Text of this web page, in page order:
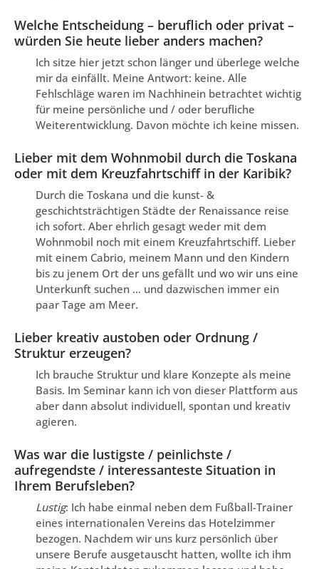
Welche Entscheidung – beruflich oder privat –
würden Sie heute lieber anders machen?
Ich sitze hier jetzt schon länger und überlege welche
mir da einfällt. Meine Antwort: keine. Alle
Fehlschläge waren im Nachhinein betrachtet wichtig
für meine persönliche und / oder berufliche
Weiterentwicklung. Davon möchte ich keine missen.
Lieber mit dem Wohnmobil durch die Toskana
oder mit dem Kreuzfahrtschiff in der Karibik?
Durch die Toskana und die kunst- &
geschichtsträchtigen Städte der Renaissance reise
ich sofort. Aber ehrlich gesagt weder mit dem
Wohnmobil noch mit einem Kreuzfahrtschiff. Lieber
mit einem Cabrio, meinem Mann und den Kindern
bis zu jenem Ort der uns gefällt und wo wir uns eine
Unterkunft suchen … und dazwischen immer ein
paar Tage am Meer.
Lieber kreativ austoben oder Ordnung /
Struktur erzeugen?
Ich brauche Struktur und klare Konzepte als meine
Basis. Im Seminar kann ich von dieser Plattform aus
aber dann absolut individuell, spontan und kreativ
agieren.
Was war die lustigste / peinlichste /
aufregendste / interessanteste Situation in
Ihrem Berufsleben?
Lustig: Ich habe einmal neben dem Fußball-Trainer
eines internationalen Vereins das Hotelzimmer
bezogen. Nachdem wir uns kurz persönlich über
unsere Berufe ausgetauscht hatten, wollte ich ihm